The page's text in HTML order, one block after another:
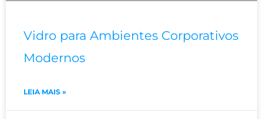
Vidro para Ambientes Corporativos
Modernos
LEIA MAIS »